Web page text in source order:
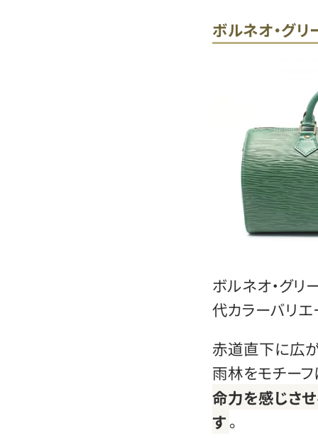
ボルネオ・グリ
ボルネオ・グリ
代カラーバリエ
赤道直下に広
雨林をモチー
命力を感じさ
す。